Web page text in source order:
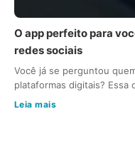
O app perfeito para
redes sociais
Você já se perguntou
plataformas digitais? Essa
Leia mais